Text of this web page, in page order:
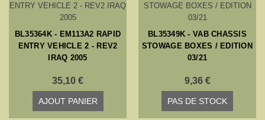
BL35364K - EM113A2 RAPID
ENTRY VEHICLE 2 - REV2
IRAQ 2005
35,10 €
AJOUT PANIER
BL35349K - VAB CHASSIS
STOWAGE BOXES / EDITION
03/21
9,36 €
PAS DE STOCK